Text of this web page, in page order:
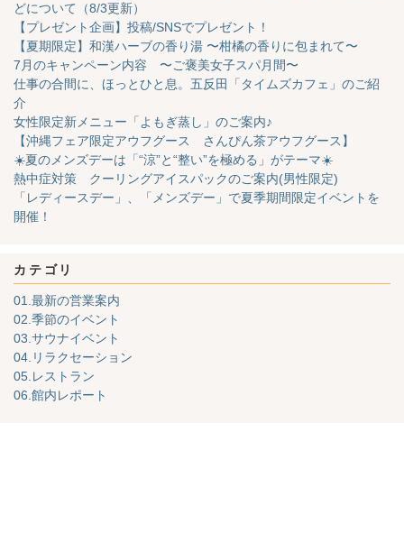
どについて（8/3更新）
【プレゼント企画】投稿/SNSでプレゼント！
【夏期限定】和漢ハーブの香り湯 〜柑橘の香りに包まれて〜
7月のキャンペーン内容 〜ご褒美女子スパ月間〜
仕事の合間に、ほっとひと息。五反田「タイムズカフェ」のご紹
介
女性限定新メニュー「よもぎ蒸し」のご案内♪
【沖縄フェア限定アウフグース さんぴん茶アウフグース】
☀️夏のメンズデーは「“涼”と“整い”を極める」がテーマ☀️
熱中症対策 クーリングアイスパックのご案内(男性限定)
「レディースデー」、「メンズデー」で夏季期間限定イベントを
開催！
カテゴリ
01.最新の営業案内
02.季節のイベント
03.サウナイベント
04.リラクセーション
05.レストラン
06.館内レポート